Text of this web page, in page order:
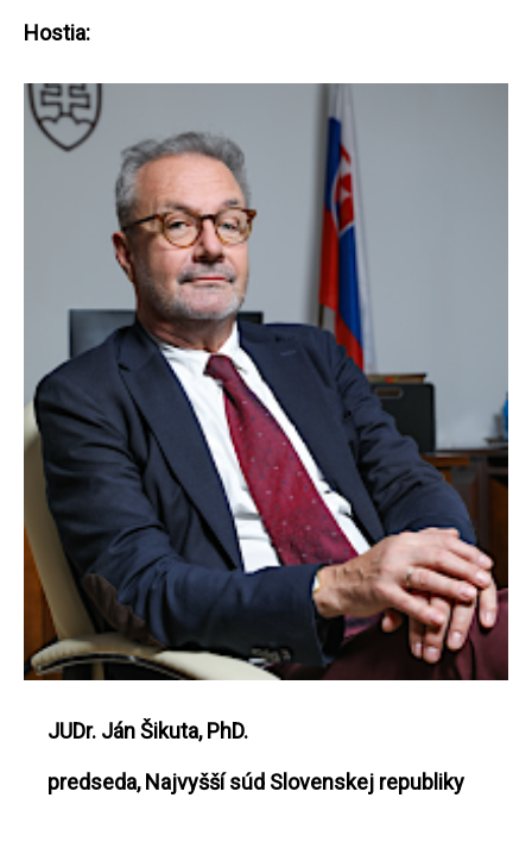
Hostia:
JUDr. Ján Šikuta, PhD.
predseda, Najvyšší súd Slovenskej republiky